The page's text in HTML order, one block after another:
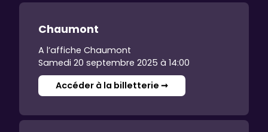
Chaumont
A l’affiche Chaumont
Samedi 20 septembre 2025 à 14:00
Accéder à la billetterie ➞